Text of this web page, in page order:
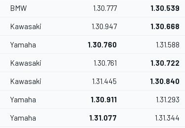
BMW 1.30.777 1.30.539
Kawasaki 1.30.947 1.30.668
Yamaha 1.30.760 1.31.588
Kawasaki 1.30.761 1.30.722
Kawasaki 1.31.445 1.30.840
Yamaha 1.30.911 1.31.293
Yamaha 1.31.077 1.31.344